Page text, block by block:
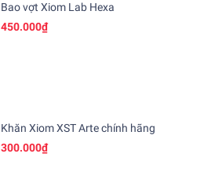
Bao vợt Xiom Lab Hexa
450.000₫
Khăn Xiom XST Arte chính hãng
300.000₫